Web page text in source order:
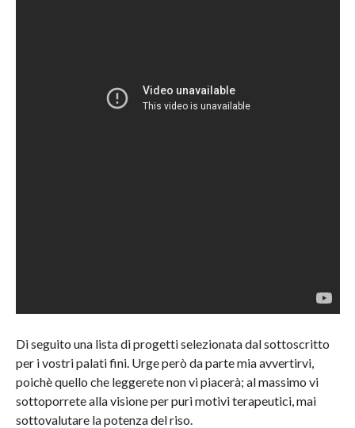
Di seguito una lista di progetti selezionata dal sottoscritto
per i vostri palati fini. Urge però da parte mia avvertirvi,
poichè quello che leggerete non vi piacerà; al massimo vi
sottoporrete alla visione per puri motivi terapeutici, mai
sottovalutare la potenza del riso.